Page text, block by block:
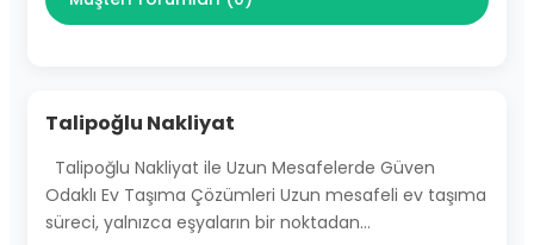
Talipoğlu Nakliyat
Talipoğlu Nakliyat ile Uzun Mesafelerde Güven
Odaklı Ev Taşıma Çözümleri Uzun mesafeli ev taşıma
süreci, yalnızca eşyaların bir noktadan…